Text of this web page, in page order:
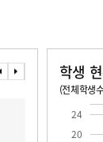
학생
(전체학생
20
24